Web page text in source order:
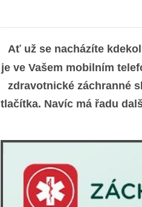
Ať už se nacházíte
je ve Vašem mobilním
zdravotnické záchranné
tlačítka. Navíc má řadu